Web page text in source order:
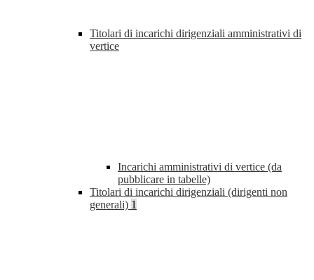
Titolari di incarichi dirigenziali amministrativi di
vertice
Incarichi amministrativi di vertice (da
pubblicare in tabelle)
Titolari di incarichi dirigenziali (dirigenti non
generali) 1